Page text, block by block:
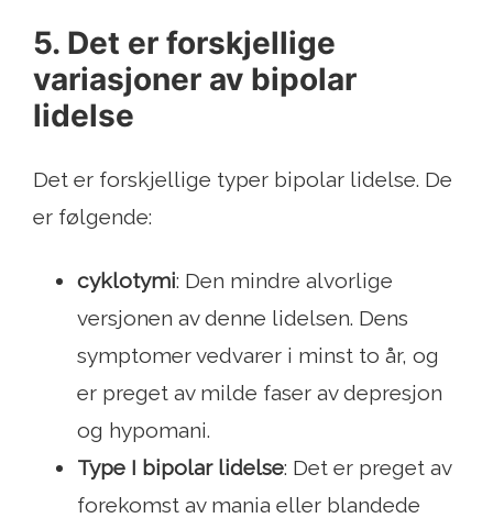
5. Det er forskjellige
variasjoner av bipolar
lidelse
Det er forskjellige typer bipolar lidelse. De
er følgende:
cyklotymi: Den mindre alvorlige
versjonen av denne lidelsen. Dens
symptomer vedvarer i minst to år, og
er preget av milde faser av depresjon
og hypomani.
Type I bipolar lidelse: Det er preget av
forekomst av mania eller blandede